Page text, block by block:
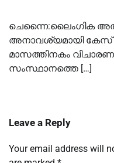
ചെന്നൈ:ലൈംഗിക
അനാവശ്യമായി കേസ്
മാസത്തിനകം
സംസ്ഥാനത്തെ […]
Leave a Reply
Your email address will